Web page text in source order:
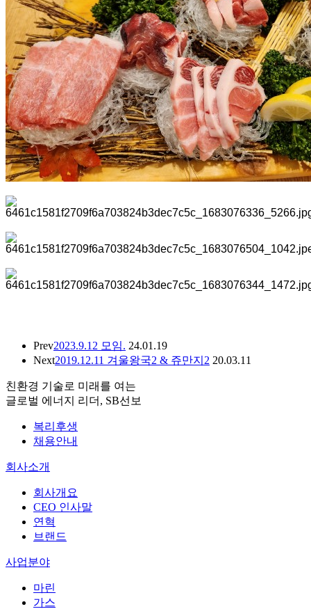
Prev2023.9.12 모임. 24.01.19
Next2019.12.11 겨울왕국2 & 쥬만지2 20.03.11
친환경 기술로 미래를 여는
글로벌 에너지 리더, SB선보
복리후생
채용안내
회사소개
회사개요
CEO 인사말
연혁
브랜드
사업분야
마린
가스